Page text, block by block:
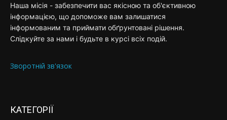
Наша місія - забезпечити вас якісною та об'єктивною
інформацією, що допоможе вам залишатися
інформованим та приймати обґрунтовані рішення.
Слідкуйте за нами і будьте в курсі всіх подій.
Зворотній зв'язок
КАТЕГОРІЇ